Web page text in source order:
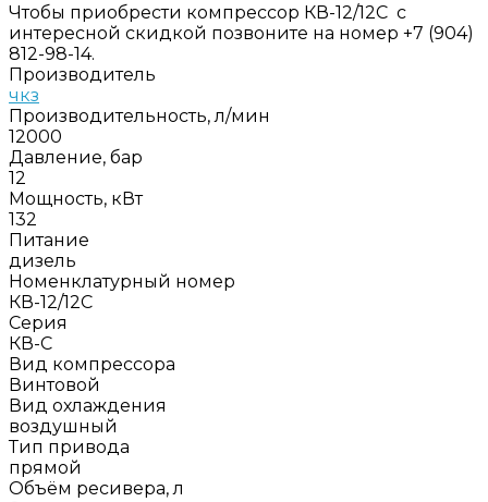
Чтобы приобрести компрессор КВ-12/12С с
интересной скидкой позвоните на номер +7 (904)
812-98-14.
Производитель
чкз
Производительность, л/мин
12000
Давление, бар
12
Мощность, кВт
132
Питание
дизель
Номенклатурный номер
КВ-12/12С
Серия
КВ-С
Вид компрессора
Винтовой
Вид охлаждения
воздушный
Тип привода
прямой
Объём ресивера, л